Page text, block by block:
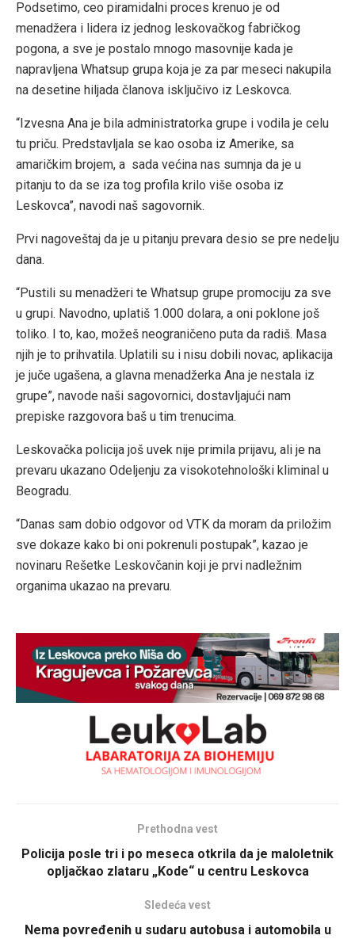
Podsetimo, ceo piramidalni proces krenuo je od
menadžera i lidera iz jednog leskovačkog fabričkog
pogona, a sve je postalo mnogo masovnije kada je
napravljena Whatsup grupa koja je za par meseci nakupila
na desetine hiljada članova isključivo iz Leskovca.
“Izvesna Ana je bila administratorka grupe i vodila je celu
tu priču. Predstavljala se kao osoba iz Amerike, sa
amaričkim brojem, a sada većina nas sumnja da je u
pitanju to da se iza tog profila krilo više osoba iz
Leskovca”, navodi naš sagovornik.
Prvi nagoveštaj da je u pitanju prevara desio se pre nedelju
dana.
“Pustili su menadžeri te Whatsup grupe promociju za sve
u grupi. Navodno, uplatiš 1.000 dolara, a oni poklone još
toliko. I to, kao, možeš neograničeno puta da radiš. Masa
njih je to prihvatila. Uplatili su i nisu dobili novac, aplikacija
je juče ugašena, a glavna menadžerka Ana je nestala iz
grupe”, navode naši sagovornici, dostavljajući nam
prepiske razgovora baš u tim trenucima.
Leskovačka policija još uvek nije primila prijavu, ali je na
prevaru ukazano Odeljenju za visokotehnološki kliminal u
Beogradu.
“Danas sam dobio odgovor od VTK da moram da priložim
sve dokaze kako bi oni pokrenuli postupak”, kazao je
novinaru Rešetke Leskovčanin koji je prvi nadležnim
organima ukazao na prevaru.
Prethodna vest
Policija posle tri i po meseca otkrila da je maloletnik
opljačkao zlataru „Kode“ u centru Leskovca
Sledeća vest
Nema povređenih u sudaru autobusa i automobila u